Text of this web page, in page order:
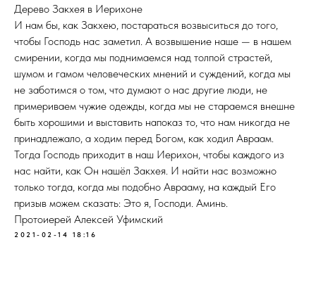
Дерево Закхея в Иерихоне
И нам бы, как Закхею, постараться возвыситься до того,
чтобы Господь нас заметил. А возвышение наше — в нашем
смирении, когда мы поднимаемся над толпой страстей,
шумом и гамом человеческих мнений и суждений, когда мы
не заботимся о том, что думают о нас другие люди, не
примериваем чужие одежды, когда мы не стараемся внешне
быть хорошими и выставить напоказ то, что нам никогда не
принадлежало, а ходим перед Богом, как ходил Авраам.
Тогда Господь приходит в наш Иерихон, чтобы каждого из
нас найти, как Он нашёл Закхея. И найти нас возможно
только тогда, когда мы подобно Аврааму, на каждый Его
призыв можем сказать: Это я, Господи. Аминь.
Протоиерей Алексей Уфимский
2021-02-14 18:16